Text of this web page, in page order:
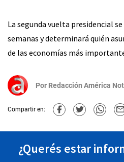
La segunda vuelta presidencial
semanas y determinará quién
de las economías más
Por Redacción América
Compartir en:
¿Querés estar